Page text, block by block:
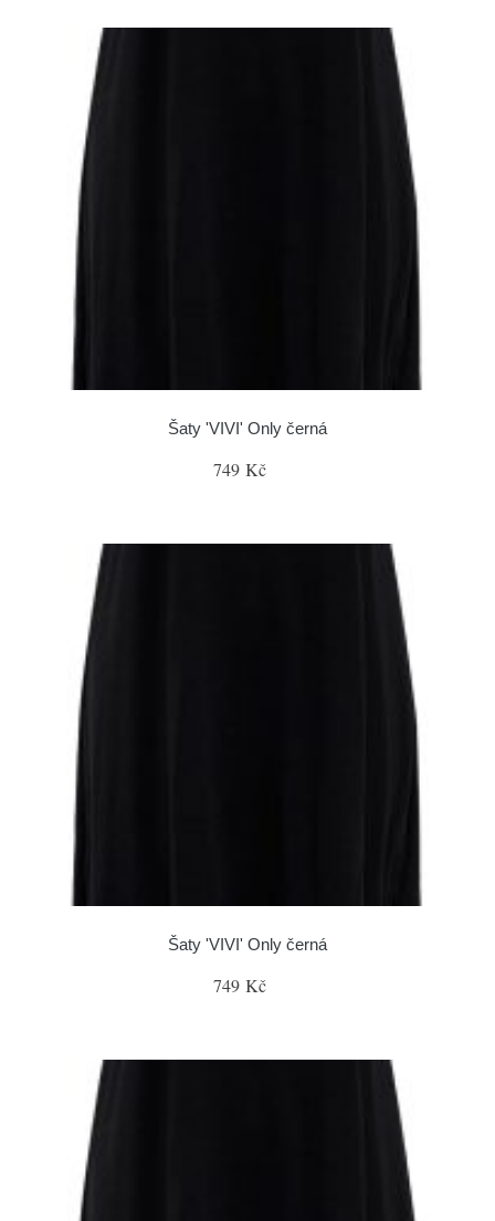
Šaty 'VIVI' Only černá
749 Kč
Šaty 'VIVI' Only černá
749 Kč